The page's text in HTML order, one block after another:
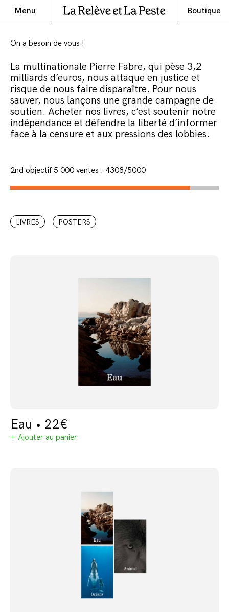
Menu Boutique
On a besoin de vous !
La multinationale Pierre Fabre, qui pèse 3,2
milliards d’euros, nous attaque en justice et
risque de nous faire disparaître. Pour nous
sauver, nous lançons une grande campagne de
soutien. Acheter nos livres, c’est soutenir notre
indépendance et défendre la liberté d’informer
face à la censure et aux pressions des lobbies.
2nd objectif 5 000 ventes : 4308/5000
LIVRES POSTERS
Eau • 22€
+ Ajouter au panier